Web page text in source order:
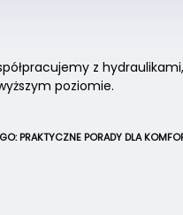
z
poziomie.
PRAKTYCZNE PORADY DLA